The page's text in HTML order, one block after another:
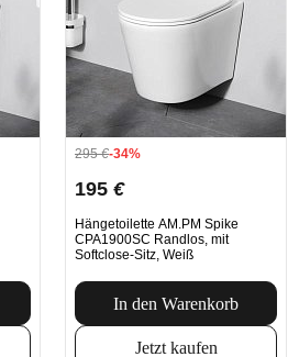
295€-34%
195 €
Hängetoilette AM.PM Spike
CPA1900SC Randlos, mit
Softclose-Sitz, Weiß
In den Warenkorb
Jetzt kaufen